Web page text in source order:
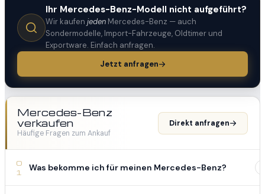
Ihr Mercedes-Benz-Modell nicht aufgeführt?
Wir kaufen jeden Mercedes-Benz — auch
Sondermodelle, Import-Fahrzeuge, Oldtimer und
Exportware. Einfach anfragen.
Jetzt anfragen
Mercedes-Benz
verkaufen
Häufige Fragen zum Ankauf
Direkt anfragen
0
1
Was bekomme ich für meinen Mercedes-Benz?